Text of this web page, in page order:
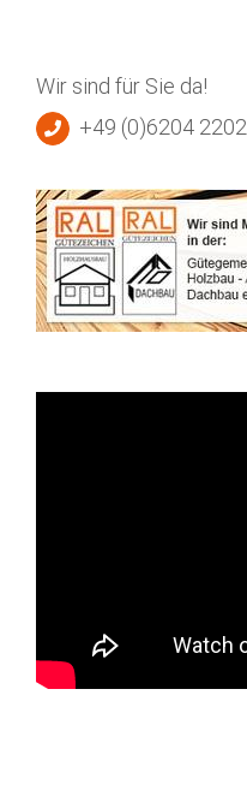
Wir sind für Sie da!
+49 (0)6204 2202